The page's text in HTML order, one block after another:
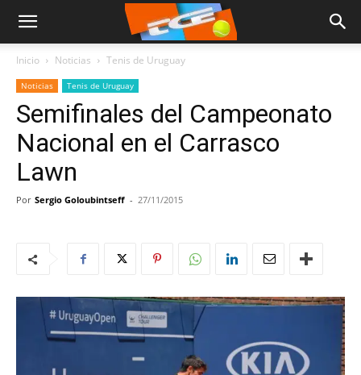
Inicio Noticias Tenis de Uruguay
Noticias Tenis de Uruguay
Semifinales del Campeonato
Nacional en el Carrasco
Lawn
Por Sergio Goloubintseff - 27/11/2015